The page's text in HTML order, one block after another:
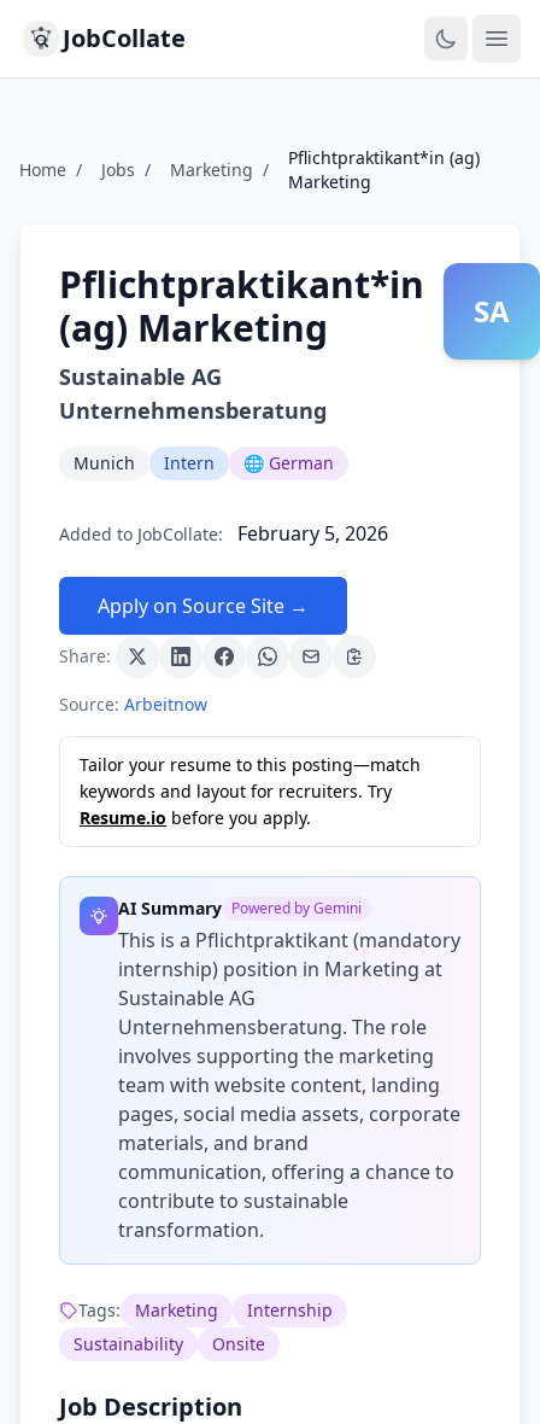
JobCollate
Home / Jobs / Marketing /
Pflichtpraktikant*in (ag)
Marketing
Pflichtpraktikant*in
(ag) Marketing
Sustainable AG
Unternehmensberatung
Munich Intern 🌐 German
SA
Added to JobCollate: February 5, 2026
Apply on Source Site →
Share:
Source: Arbeitnow
Tailor your resume to this posting—match
keywords and layout for recruiters. Try
Resume.io before you apply.
AI Summary Powered by Gemini
This is a Pflichtpraktikant (mandatory
internship) position in Marketing at
Sustainable AG
Unternehmensberatung. The role
involves supporting the marketing
team with website content, landing
pages, social media assets, corporate
materials, and brand
communication, offering a chance to
contribute to sustainable
transformation.
Tags: Marketing
Internship
Sustainability
Onsite
Job Description